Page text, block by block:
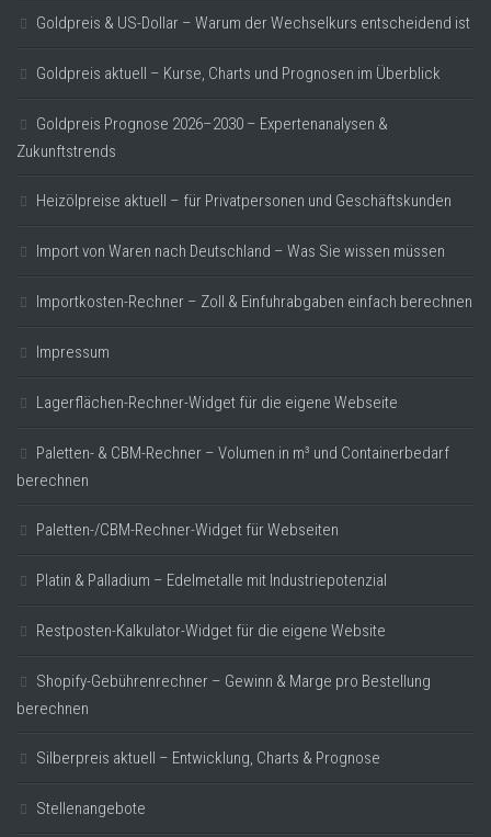
Goldpreis & US-Dollar – Warum der Wechselkurs entscheidend ist
Goldpreis aktuell – Kurse, Charts und Prognosen im Überblick
Goldpreis Prognose 2026–2030 – Expertenanalysen &
Zukunftstrends
Heizölpreise aktuell – für Privatpersonen und Geschäftskunden
Import von Waren nach Deutschland – Was Sie wissen müssen
Importkosten-Rechner – Zoll & Einfuhrabgaben einfach berechnen
Impressum
Lagerflächen-Rechner-Widget für die eigene Webseite
Paletten- & CBM-Rechner – Volumen in m³ und Containerbedarf
berechnen
Paletten-/CBM-Rechner-Widget für Webseiten
Platin & Palladium – Edelmetalle mit Industriepotenzial
Restposten-Kalkulator-Widget für die eigene Website
Shopify-Gebührenrechner – Gewinn & Marge pro Bestellung
berechnen
Silberpreis aktuell – Entwicklung, Charts & Prognose
Stellenangebote